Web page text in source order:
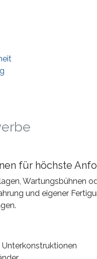
für höchste
Wartungsbühnen
und eigener